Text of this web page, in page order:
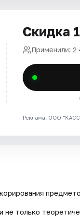
Скидка
Применили: 2
Реклама. ООО
только